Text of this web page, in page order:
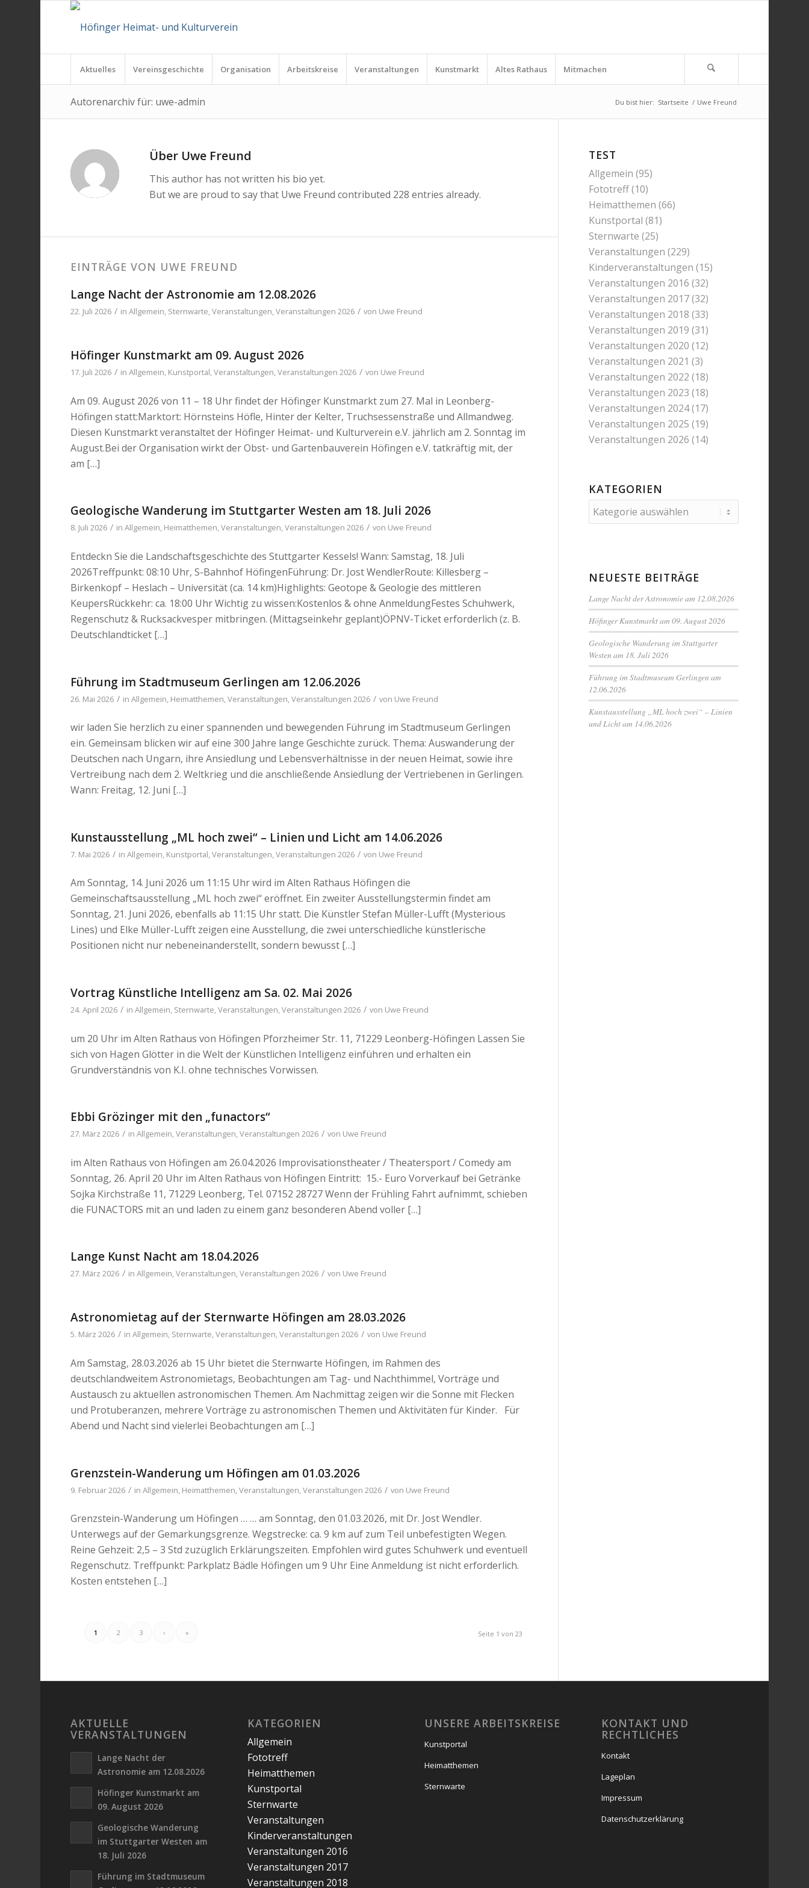
Aktuelles Vereinsgeschichte Organisation Arbeitskreise Veranstaltungen Kunstmarkt Altes Rathaus Mitmachen
Autorenarchiv für: uwe-admin Du bist hier: Startseite / Uwe Freund
Über Uwe Freund
This author has not written his bio yet.
But we are proud to say that Uwe Freund contributed 228 entries already.
EINTRÄGE VON UWE FREUND
Lange Nacht der Astronomie am 12.08.2026
22. Juli 2026 / inAllgemein, Sternwarte,Veranstaltungen,Veranstaltungen 2026 / von Uwe Freund
Höfinger Kunstmarkt am 09. August 2026
17. Juli 2026 / inAllgemein, Kunstportal,Veranstaltungen,Veranstaltungen 2026 / von Uwe Freund
Am 09. August 2026 von 11 – 18 Uhr findet der Höfinger Kunstmarkt zum 27. Mal in Leonberg-
Höfingen statt:Marktort: Hörnsteins Höfle, Hinter der Kelter, Truchsessenstraße und Allmandweg.
Diesen Kunstmarkt veranstaltet der Höfinger Heimat- und Kulturverein e.V. jährlich am 2. Sonntag im
August.Bei der Organisation wirkt der Obst- und Gartenbauverein Höfingen e.V. tatkräftig mit, der
am […]
Geologische Wanderung im Stuttgarter Westen am 18. Juli 2026
8. Juli 2026 / inAllgemein, Heimatthemen,Veranstaltungen,Veranstaltungen 2026 / von Uwe Freund
Entdeckn Sie die Landschaftsgeschichte des Stuttgarter Kessels! Wann: Samstag, 18. Juli
2026Treffpunkt: 08:10 Uhr, S-Bahnhof HöfingenFührung: Dr. Jost WendlerRoute: Killesberg –
Birkenkopf – Heslach – Universität (ca. 14 km)Highlights: Geotope & Geologie des mittleren
KeupersRückkehr: ca. 18:00 Uhr Wichtig zu wissen:Kostenlos & ohne AnmeldungFestes Schuhwerk,
Regenschutz & Rucksackvesper mitbringen. (Mittagseinkehr geplant)ÖPNV-Ticket erforderlich (z. B.
Deutschlandticket […]
Führung im Stadtmuseum Gerlingen am 12.06.2026
26. Mai 2026 / inAllgemein Heimatthemen ,Veranstaltungen ,Veranstaltungen 2026 / von Uwe Freund
wir laden Sie herzlich zu einer spannenden und bewegenden Führung im Stadtmuseum Gerlingen
ein. Gemeinsam blicken wir auf eine 300 Jahre lange Geschichte zurück. Thema: Auswanderung der
Deutschen nach Ungarn, ihre Ansiedlung und Lebensverhältnisse in der neuen Heimat, sowie ihre
Vertreibung nach dem 2. Weltkrieg und die anschließende Ansiedlung der Vertriebenen in Gerlingen.
Wann: Freitag, 12. Juni […]
Kunstausstellung „ML hoch zwei“ – Linien und Licht am 14.06.2026
7. Mai 2026 / inAllgemein, Kunstportal,Veranstaltungen,Veranstaltungen 2026 / von Uwe Freund
Am Sonntag, 14. Juni 2026 um 11:15 Uhr wird im Alten Rathaus Höfingen die
Gemeinschaftsausstellung „ML hoch zwei“ eröffnet. Ein zweiter Ausstellungstermin findet am
Sonntag, 21. Juni 2026, ebenfalls ab 11:15 Uhr statt. Die Künstler Stefan Müller-Lufft (Mysterious
Lines) und Elke Müller-Lufft zeigen eine Ausstellung, die zwei unterschiedliche künstlerische
Positionen nicht nur nebeneinanderstellt, sondern bewusst […]
Vortrag Künstliche Intelligenz am Sa. 02. Mai 2026
24. April 2026 / inAllgemein, Sternwarte,Veranstaltungen,Veranstaltungen 2026 / von Uwe Freund
um 20 Uhr im Alten Rathaus von Höfingen Pforzheimer Str. 11, 71229 Leonberg-Höfingen Lassen Sie
sich von Hagen Glötter in die Welt der Künstlichen Intelligenz einführen und erhalten ein
Grundverständnis von K.I. ohne technisches Vorwissen.
Ebbi Grözinger mit den „funactors“
27. März 2026 / inAllgemein,Veranstaltungen,Veranstaltungen 2026 / von Uwe Freund
im Alten Rathaus von Höfingen am 26.04.2026 Improvisationstheater / Theatersport / Comedy am
Sonntag, 26. April 20 Uhr im Alten Rathaus von Höfingen Eintritt: 15.- Euro Vorverkauf bei Getränke
Sojka Kirchstraße 11, 71229 Leonberg, Tel. 07152 28727 Wenn der Frühling Fahrt aufnimmt, schieben
die FUNACTORS mit an und laden zu einem ganz besonderen Abend voller […]
Lange Kunst Nacht am 18.04.2026
27. März 2026 / inAllgemein,Veranstaltungen,Veranstaltungen 2026 / von Uwe Freund
Astronomietag auf der Sternwarte Höfingen am 28.03.2026
5. März 2026 / inAllgemein, Sternwarte,Veranstaltungen,Veranstaltungen 2026 / von Uwe Freund
Am Samstag, 28.03.2026 ab 15 Uhr bietet die Sternwarte Höfingen, im Rahmen des
deutschlandweitem Astronomietags, Beobachtungen am Tag- und Nachthimmel, Vorträge und
Austausch zu aktuellen astronomischen Themen. Am Nachmittag zeigen wir die Sonne mit Flecken
und Protuberanzen, mehrere Vorträge zu astronomischen Themen und Aktivitäten für Kinder. Für
Abend und Nacht sind vielerlei Beobachtungen am […]
Grenzstein-Wanderung um Höfingen am 01.03.2026
9. Februar 2026 / inAllgemein Heimatthemen ,Veranstaltungen ,Veranstaltungen 2026 / von Uwe Freund
Grenzstein-Wanderung um Höfingen … … am Sonntag, den 01.03.2026, mit Dr. Jost Wendler.
Unterwegs auf der Gemarkungsgrenze. Wegstrecke: ca. 9 km auf zum Teil unbefestigten Wegen.
Reine Gehzeit: 2,5 – 3 Std zuzüglich Erklärungszeiten. Empfohlen wird gutes Schuhwerk und eventuell
Regenschutz. Treffpunkt: Parkplatz Bädle Höfingen um 9 Uhr Eine Anmeldung ist nicht erforderlich.
Kosten entstehen […]
Seite 1 von 23
1 2 3 › »
TEST
Allgemein (95)
Fototreff(10)
Heimatthemen (66)
Kunstportal (81)
Sternwarte (25)
Veranstaltungen (229)
Kinderveranstaltungen (15)
Veranstaltungen 2016 (32)
Veranstaltungen 2017(32)
Veranstaltungen 2018 (33)
Veranstaltungen 2019 (31)
Veranstaltungen 2020 (12)
Veranstaltungen 2021 (3)
Veranstaltungen 2022 (18)
Veranstaltungen 2023 (18)
Veranstaltungen 2024(17)
Veranstaltungen 2025 (19)
Veranstaltungen 2026 (14)
KATEGORIEN
Kategorien
NEUESTE BEITRÄGE
Lange Nacht der Astronomie am 12.08.2026
Höfinger Kunstmarkt am 09. August 2026
Geologische Wanderung im Stuttgarter
Westen am 18. Juli 2026
Führung im Stadtmuseum Gerlingen am
12.06.2026
Kunstausstellung „ML hoch zwei“ – Linien
und Licht am 14.06.2026
AKTUELLE
VERANSTALTUNGEN
Lange Nacht der
Astronomie am 12.08.2026
Höfinger Kunstmarkt am
09. August 2026
Geologische Wanderung
im Stuttgarter Westen am
18. Juli 2026
Führung im Stadtmuseum
KATEGORIEN
Allgemein
Fototreff
Heimatthemen
Kunstportal
Sternwarte
Veranstaltungen
Kinderveranstaltungen
Veranstaltungen 2016
Veranstaltungen 2017
Veranstaltungen 2018
UNSERE ARBEITSKREISE
Kunstportal
Heimatthemen
Sternwarte
KONTAKT UND
RECHTLICHES
Kontakt
Lageplan
Impressum
Datenschutzerklärung